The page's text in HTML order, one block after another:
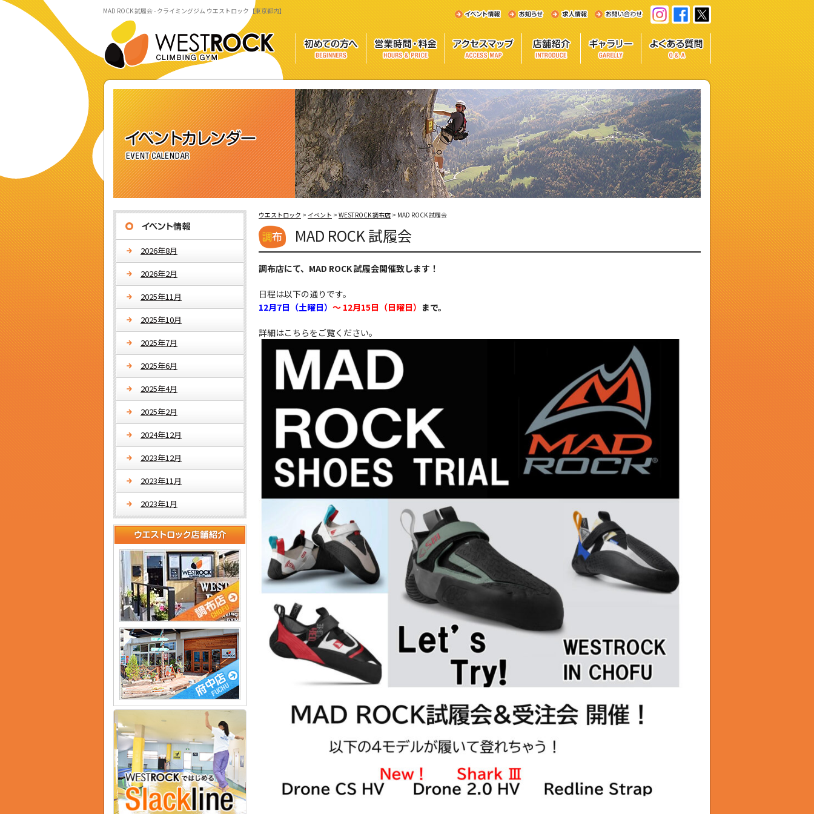
MAD ROCK 試履会 - クライミングジム ウエストロック【東京都内】
ウエストロック > イベント > WESTROCK 調布店 > MAD ROCK 試履会
MAD ROCK 試履会
調布店にて、MAD ROCK 試履会開催致します！
日程は以下の通りです。
12月7日（土曜日） ～ 12月15日（日曜日） まで。
詳細はこちらをご覧ください。
2026年8月
2026年2月
2025年11月
2025年10月
2025年7月
2025年6月
2025年4月
2025年2月
2024年12月
2023年12月
2023年11月
2023年1月